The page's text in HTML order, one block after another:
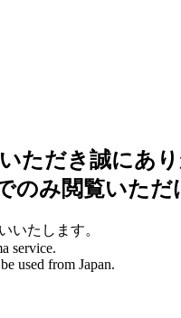
ただき誠にあ
のみ閲覧いただ
いたします。
service.
used from Japan.